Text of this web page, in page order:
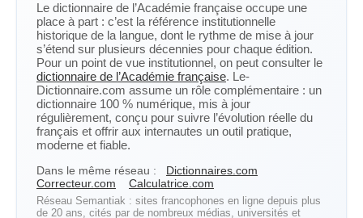
Le dictionnaire de l’Académie française occupe une
place à part : c’est la référence institutionnelle
historique de la langue, dont le rythme de mise à jour
s’étend sur plusieurs décennies pour chaque édition.
Pour un point de vue institutionnel, on peut consulter le
dictionnaire de l’Académie française. Le-
Dictionnaire.com assume un rôle complémentaire : un
dictionnaire 100 % numérique, mis à jour
régulièrement, conçu pour suivre l’évolution réelle du
français et offrir aux internautes un outil pratique,
moderne et fiable.
Dans le même réseau :
Dictionnaires.com
Correcteur.com
Calculatrice.com
Réseau Semantiak : sites francophones en ligne depuis plus
de 20 ans, cités par de nombreux médias, universités et